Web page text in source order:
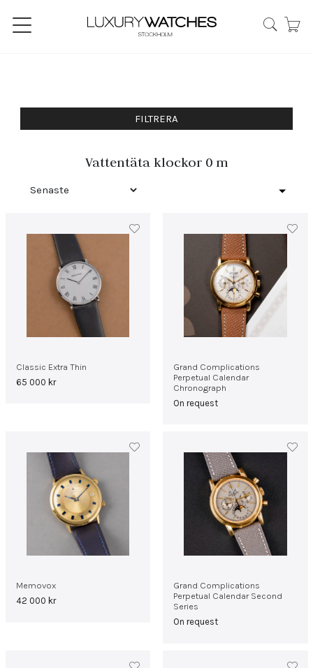
FILTRERA
Vattentäta klockor 0 m
Classic Extra Thin
65 000 kr
Grand Complications
Perpetual Calendar
Chronograph
On request
Memovox
42 000 kr
Grand Complications
Perpetual Calendar Second
Series
On request